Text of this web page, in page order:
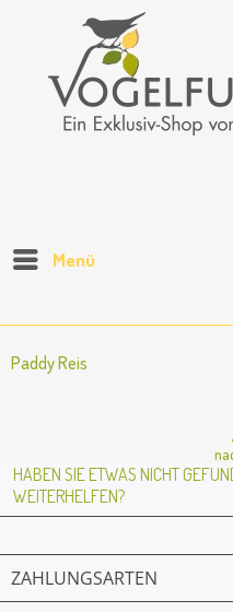
Menü
Paddy Reis
HABEN SIE ETWAS NICHT
WEITERHELFEN?
ZAHLUNGSARTEN